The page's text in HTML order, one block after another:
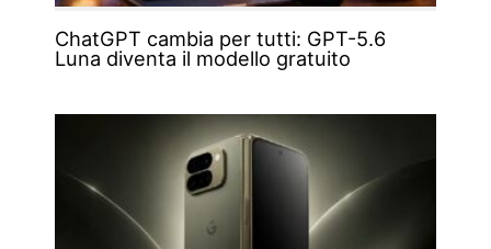
ChatGPT cambia per tutti: GPT-5.6
Luna diventa il modello gratuito